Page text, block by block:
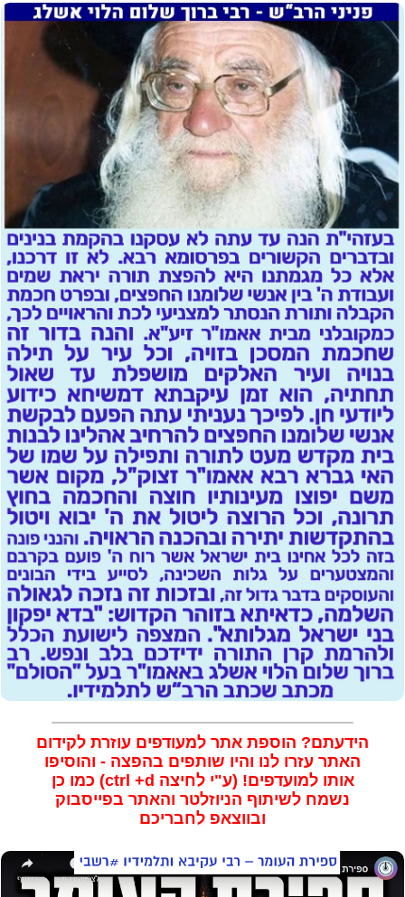
הידעתם? הוספת אתר למעודפים עוזרת לקידום
האתר עזרו לנו והיו שותפים בהפצה - והוסיפו
אותו למועדפים! (ע"י לחיצה ctrl +d)
כמו כן
נשמח לשיתוף הניוזלטר והאתר בפייסבוק
ובווצאפ לחבריכם